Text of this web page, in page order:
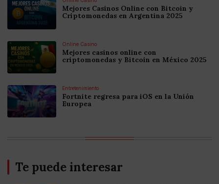
Mejores Casinos Online con Bitcoin y
Criptomonedas en Argentina 2025
Online Casino
Mejores casinos online con
criptomonedas y Bitcoin en México 2025
Entretenimiento
Fortnite regresa para iOS en la Unión
Europea
Te puede interesar